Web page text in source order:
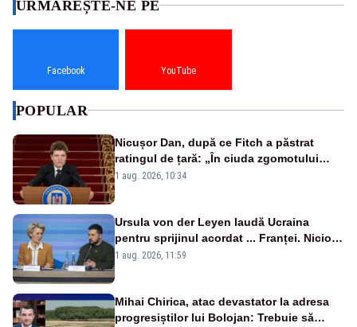
URMĂREȘTE-NE PE
Facebook YouTube
POPULAR
Nicușor Dan, după ce Fitch a păstrat
ratingul de țară: „În ciuda zgomotului
politic, România funcționează”
1 aug. 2026, 10:34
Ursula von der Leyen laudă Ucraina
pentru sprijinul acordat ... Franței. Nicio
reacție privind ajutorul energetic promis
1 aug. 2026, 11:59
Mihai Chirica, atac devastator la adresa
progresiștilor lui Bolojan: Trebuie să